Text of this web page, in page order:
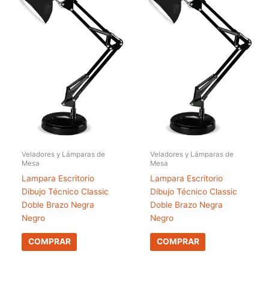
Veladores y Lámparas de
Mesa
Lampara Escritorio
Dibujo Técnico Classic
Doble Brazo Negra
Negro
COMPRAR
Veladores y Lámparas de
Mesa
Lampara Escritorio
Dibujo Técnico Classic
Doble Brazo Negra
Negro
COMPRAR